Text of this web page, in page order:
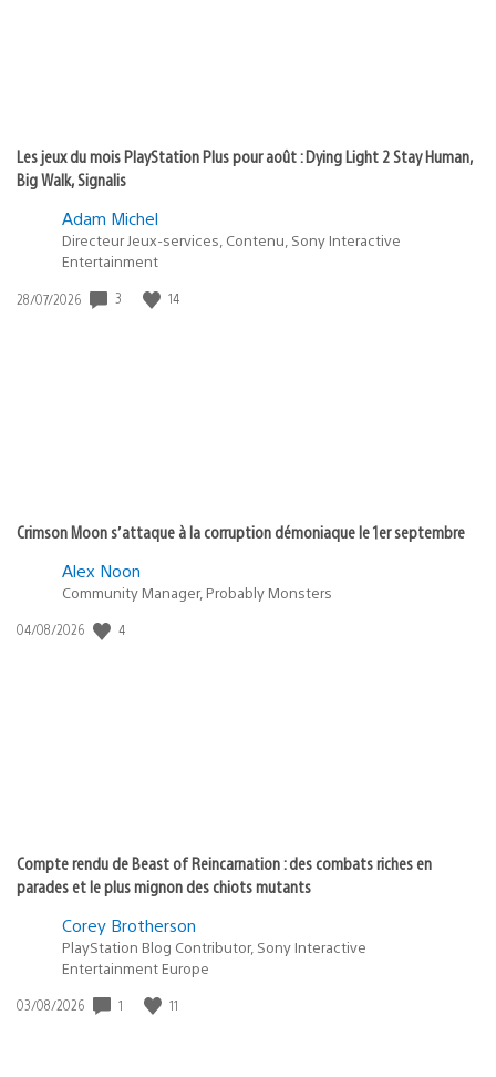
Les jeux du mois PlayStation Plus pour août : Dying Light 2 Stay Human,
Big Walk, Signalis
Adam Michel
Directeur Jeux-services, Contenu, Sony Interactive
Entertainment
Date
28/07/2026 3 14
Crimson Moon s’attaque à la corruption démoniaque le 1er septembre
Alex Noon
Community Manager, Probably Monsters
Date
04/08/2026 4
Compte rendu de Beast of Reincarnation : des combats riches en
parades et le plus mignon des chiots mutants
Corey Brotherson
PlayStation Blog Contributor, Sony Interactive
Entertainment Europe
Date
03/08/2026 1 11